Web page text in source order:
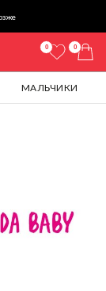
0 0
МАЛЬЧИКИ